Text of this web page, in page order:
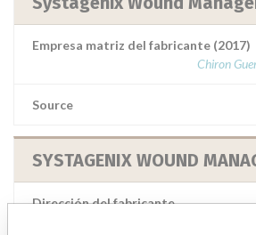
Empresa matriz del fabricante (2017)
Chiron
Source
SYSTAGENIX WOUND
Dirección del fabricante